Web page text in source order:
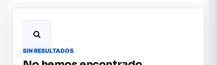
SIN RESULTADOS